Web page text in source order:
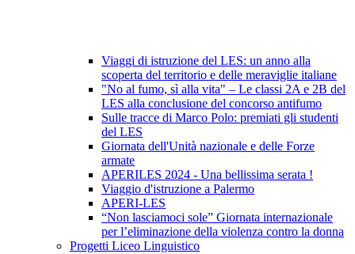
Viaggi di istruzione del LES: un anno alla
scoperta del territorio e delle meraviglie italiane
"No al fumo, sì alla vita" – Le classi 2A e 2B del
LES alla conclusione del concorso antifumo
Sulle tracce di Marco Polo: premiati gli studenti
del LES
Giornata dell'Unità nazionale e delle Forze
armate
APERILES 2024 - Una bellissima serata !
Viaggio d'istruzione a Palermo
APERI-LES
“Non lasciamoci sole” Giornata internazionale
per l’eliminazione della violenza contro la donna
Progetti Liceo Linguistico